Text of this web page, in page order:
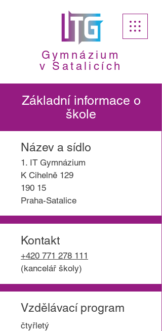
Gymnázium
v Satalicích
Základní informace o
škole
Název a sídlo
1. IT Gymnázium
K Cihelně 129
190 15
Praha-Satalice
Kontakt
+420 771 278 111
(kancelář školy)
Vzdělávací program
čtyřletý